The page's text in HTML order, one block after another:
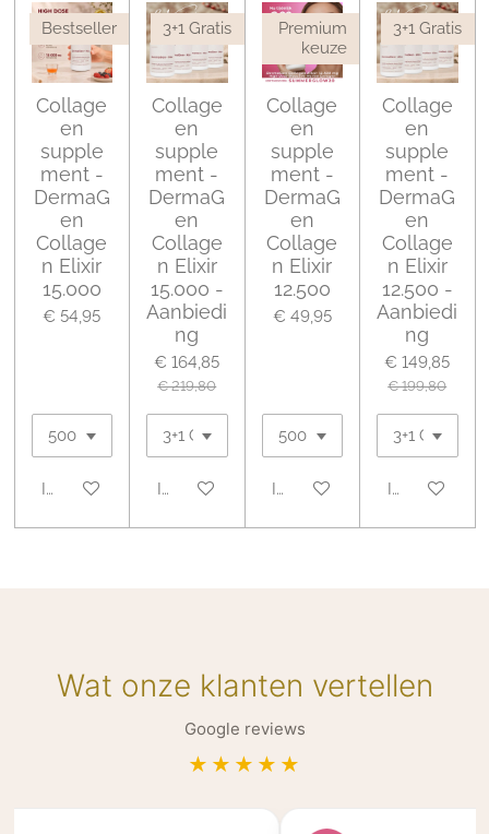
Bestseller
Collage
en
supple
ment -
DermaG
en
Collage
n Elixir
15.000
€ 54,95
In winkelwagen
3+1 Gratis
Collage
en
supple
ment -
DermaG
en
Collage
n Elixir
15.000 -
Aanbiedi
ng
€ 164,85
€ 219,80
In winkelwagen
Premium
keuze
Collage
en
supple
ment -
DermaG
en
Collage
n Elixir
12.500
€ 49,95
In winkelwagen
3+1 Gratis
Collage
en
supple
ment -
DermaG
en
Collage
n Elixir
12.500 -
Aanbiedi
ng
€ 149,85
€ 199,80
In
Wat onze klanten vertellen
Google reviews
★★★★★